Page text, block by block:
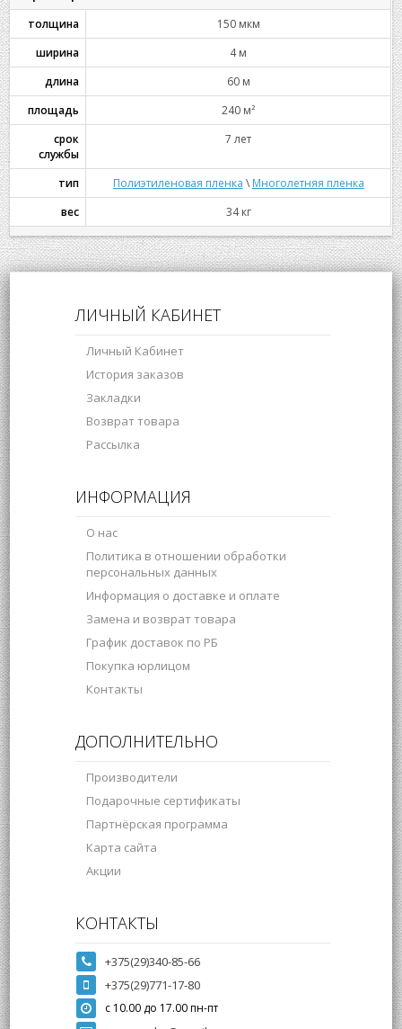
толщина
150 мкм
ширина
4 м
длина
60 м
площадь
240 м²
срок
службы
7 лет
тип Полиэтиленовая пленка \ Многолетняя пленка
вес
34 кг
ЛИЧНЫЙ КАБИНЕТ
Личный Кабинет
История заказов
Закладки
Возврат товара
Рассылка
ИНФОРМАЦИЯ
О нас
Политика в отношении обработки
персональных данных
Информация о доставке и оплате
Замена и возврат товара
График доставок по РБ
Покупка юрлицом
Контакты
ДОПОЛНИТЕЛЬНО
Производители
Подарочные сертификаты
Партнёрская программа
Карта сайта
Акции
КОНТАКТЫ
+375(29)340-85-66
+375(29)771-17-80
с 10.00 до 17.00 пн-пт